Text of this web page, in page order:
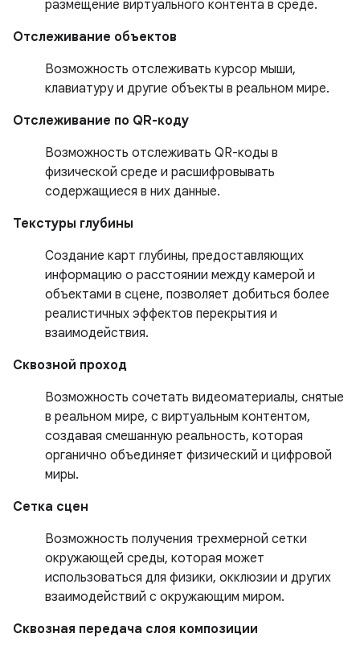
размещение виртуального контента в среде.
Отслеживание объектов
Возможность отслеживать курсор мыши,
клавиатуру и другие объекты в реальном мире.
Отслеживание по QR-коду
Возможность отслеживать QR-коды в
физической среде и расшифровывать
содержащиеся в них данные.
Текстуры глубины
Создание карт глубины, предоставляющих
информацию о расстоянии между камерой и
объектами в сцене, позволяет добиться более
реалистичных эффектов перекрытия и
взаимодействия.
Сквозной проход
Возможность сочетать видеоматериалы, снятые
в реальном мире, с виртуальным контентом,
создавая смешанную реальность, которая
органично объединяет физический и цифровой
миры.
Сетка сцен
Возможность получения трехмерной сетки
окружающей среды, которая может
использоваться для физики, окклюзии и других
взаимодействий с окружающим миром.
Сквозная передача слоя композиции